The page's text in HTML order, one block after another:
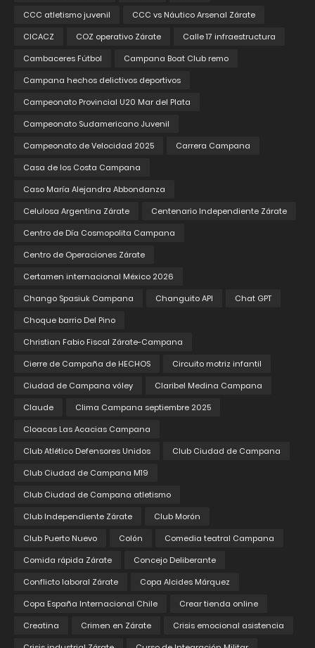
CCC atletismo juvenil
CCC vs Náutico Arsenal Zárate
CICACZ
COZ operativo Zárate
Calle 17 infraestructura
Cambaceres Fútbol
Campana Boat Club remo
Campana hechos delictivos deportivos
Campeonato Provincial U20 Mar del Plata
Campeonato Sudamericano Juvenil
Campeonato de Velocidad 2025
Carrera Campana
Casa de los Costa Campana
Caso María Alejandra Abbondanza
Celulosa Argentina Zárate
Centenario Independiente Zárate
Centro de Día Cosmopolita Campana
Centro de Operaciones Zárate
Certamen internacional México 2026
Chango Spasiuk Campana
Changuito API
Chat GPT
Choque barrio Del Pino
Christian Fabio Fiscal Zárate-Campana
Cierre de Campaña de HECHOS
Circuito motriz infantil
Ciudad de Campana vóley
Claribel Medina Campana
Claude
Clima Campana septiembre 2025
Cloacas Las Acacias Campana
Club Atlético Defensores Unidos
Club Ciudad de Campana
Club Ciudad de Campana M19
Club Ciudad de Campana atletismo
Club Independiente Zárate
Club Morón
Club Puerto Nuevo
Colón
Comedia teatral Campana
Comida rápida Zárate
Concejo Deliberante
Conflicto laboral Zárate
Copa Alcides Márquez
Copa España Internacional Chile
Crear tienda online
Creatina
Crimen en Zárate
Crisis emocional asistencia